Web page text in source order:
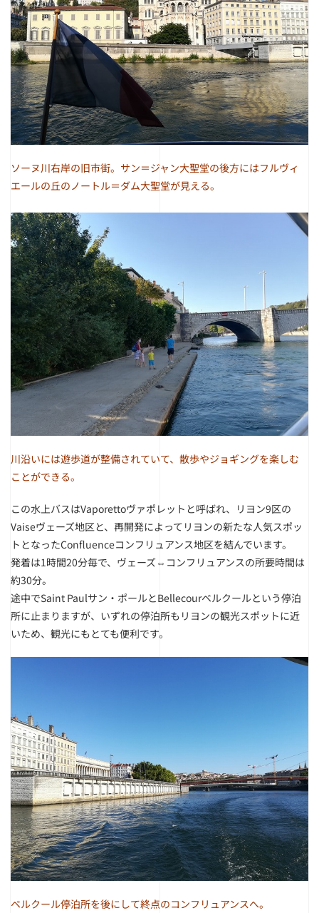
ソーヌ川右岸の旧市街。サン＝ジャン大聖堂の後方にはフルヴィ
エールの丘のノートル＝ダム大聖堂が見える。
川沿いには遊歩道が整備されていて、散歩やジョギングを楽しむ
ことができる。
この水上バスはVaporettoヴァポレットと呼ばれ、リヨン9区の
Vaiseヴェーズ地区と、再開発によってリヨンの新たな人気スポッ
トとなったConfluenceコンフリュアンス地区を結んでいます。
発着は1時間20分毎で、ヴェーズ⇔コンフリュアンスの所要時間は
約30分。
途中でSaint Paulサン・ポールとBellecourベルクールという停泊
所に止まりますが、いずれの停泊所もリヨンの観光スポットに近
いため、観光にもとても便利です。
ベルクール停泊所を後にして終点のコンフリュアンスへ。